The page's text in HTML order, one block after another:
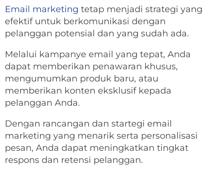
Email marketing tetap menjadi strategi yang
efektif untuk berkomunikasi dengan
pelanggan potensial dan yang sudah ada.
Melalui kampanye email yang tepat, Anda
dapat memberikan penawaran khusus,
mengumumkan produk baru, atau
memberikan konten eksklusif kepada
pelanggan Anda.
Dengan rancangan dan startegi email
marketing yang menarik serta personalisasi
pesan, Anda dapat meningkatkan tingkat
respons dan retensi pelanggan.